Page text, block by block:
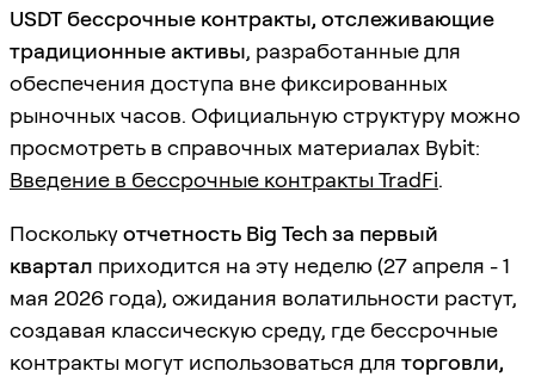
USDT бессрочные контракты, отслеживающие
традиционные активы, разработанные для
обеспечения доступа вне фиксированных
рыночных часов. Официальную структуру можно
просмотреть в справочных материалах Bybit:
Введение в бессрочные контракты TradFi.
Посколькуотчетность Big Tech за первый
квартал приходится на эту неделю (27 апреля - 1
мая 2026 года), ожидания волатильности растут,
создавая классическую среду, где бессрочные
контракты могут использоваться для торговли,